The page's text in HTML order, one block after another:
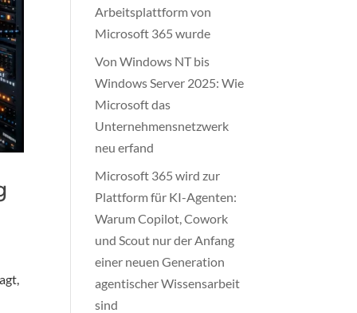
Arbeitsplattform von
Microsoft 365 wurde
Von Windows NT bis
Windows Server 2025: Wie
Microsoft das
Unternehmensnetzwerk
neu erfand
Microsoft 365 wird zur
Plattform für KI-Agenten:
Warum Copilot, Cowork
und Scout nur der Anfang
einer neuen Generation
agentischer Wissensarbeit
sind